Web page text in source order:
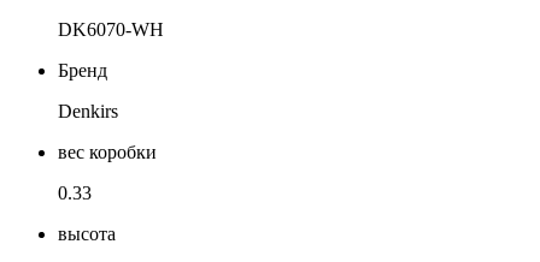
DK6070-WH
Бренд
Denkirs
вес коробки
0.33
высота